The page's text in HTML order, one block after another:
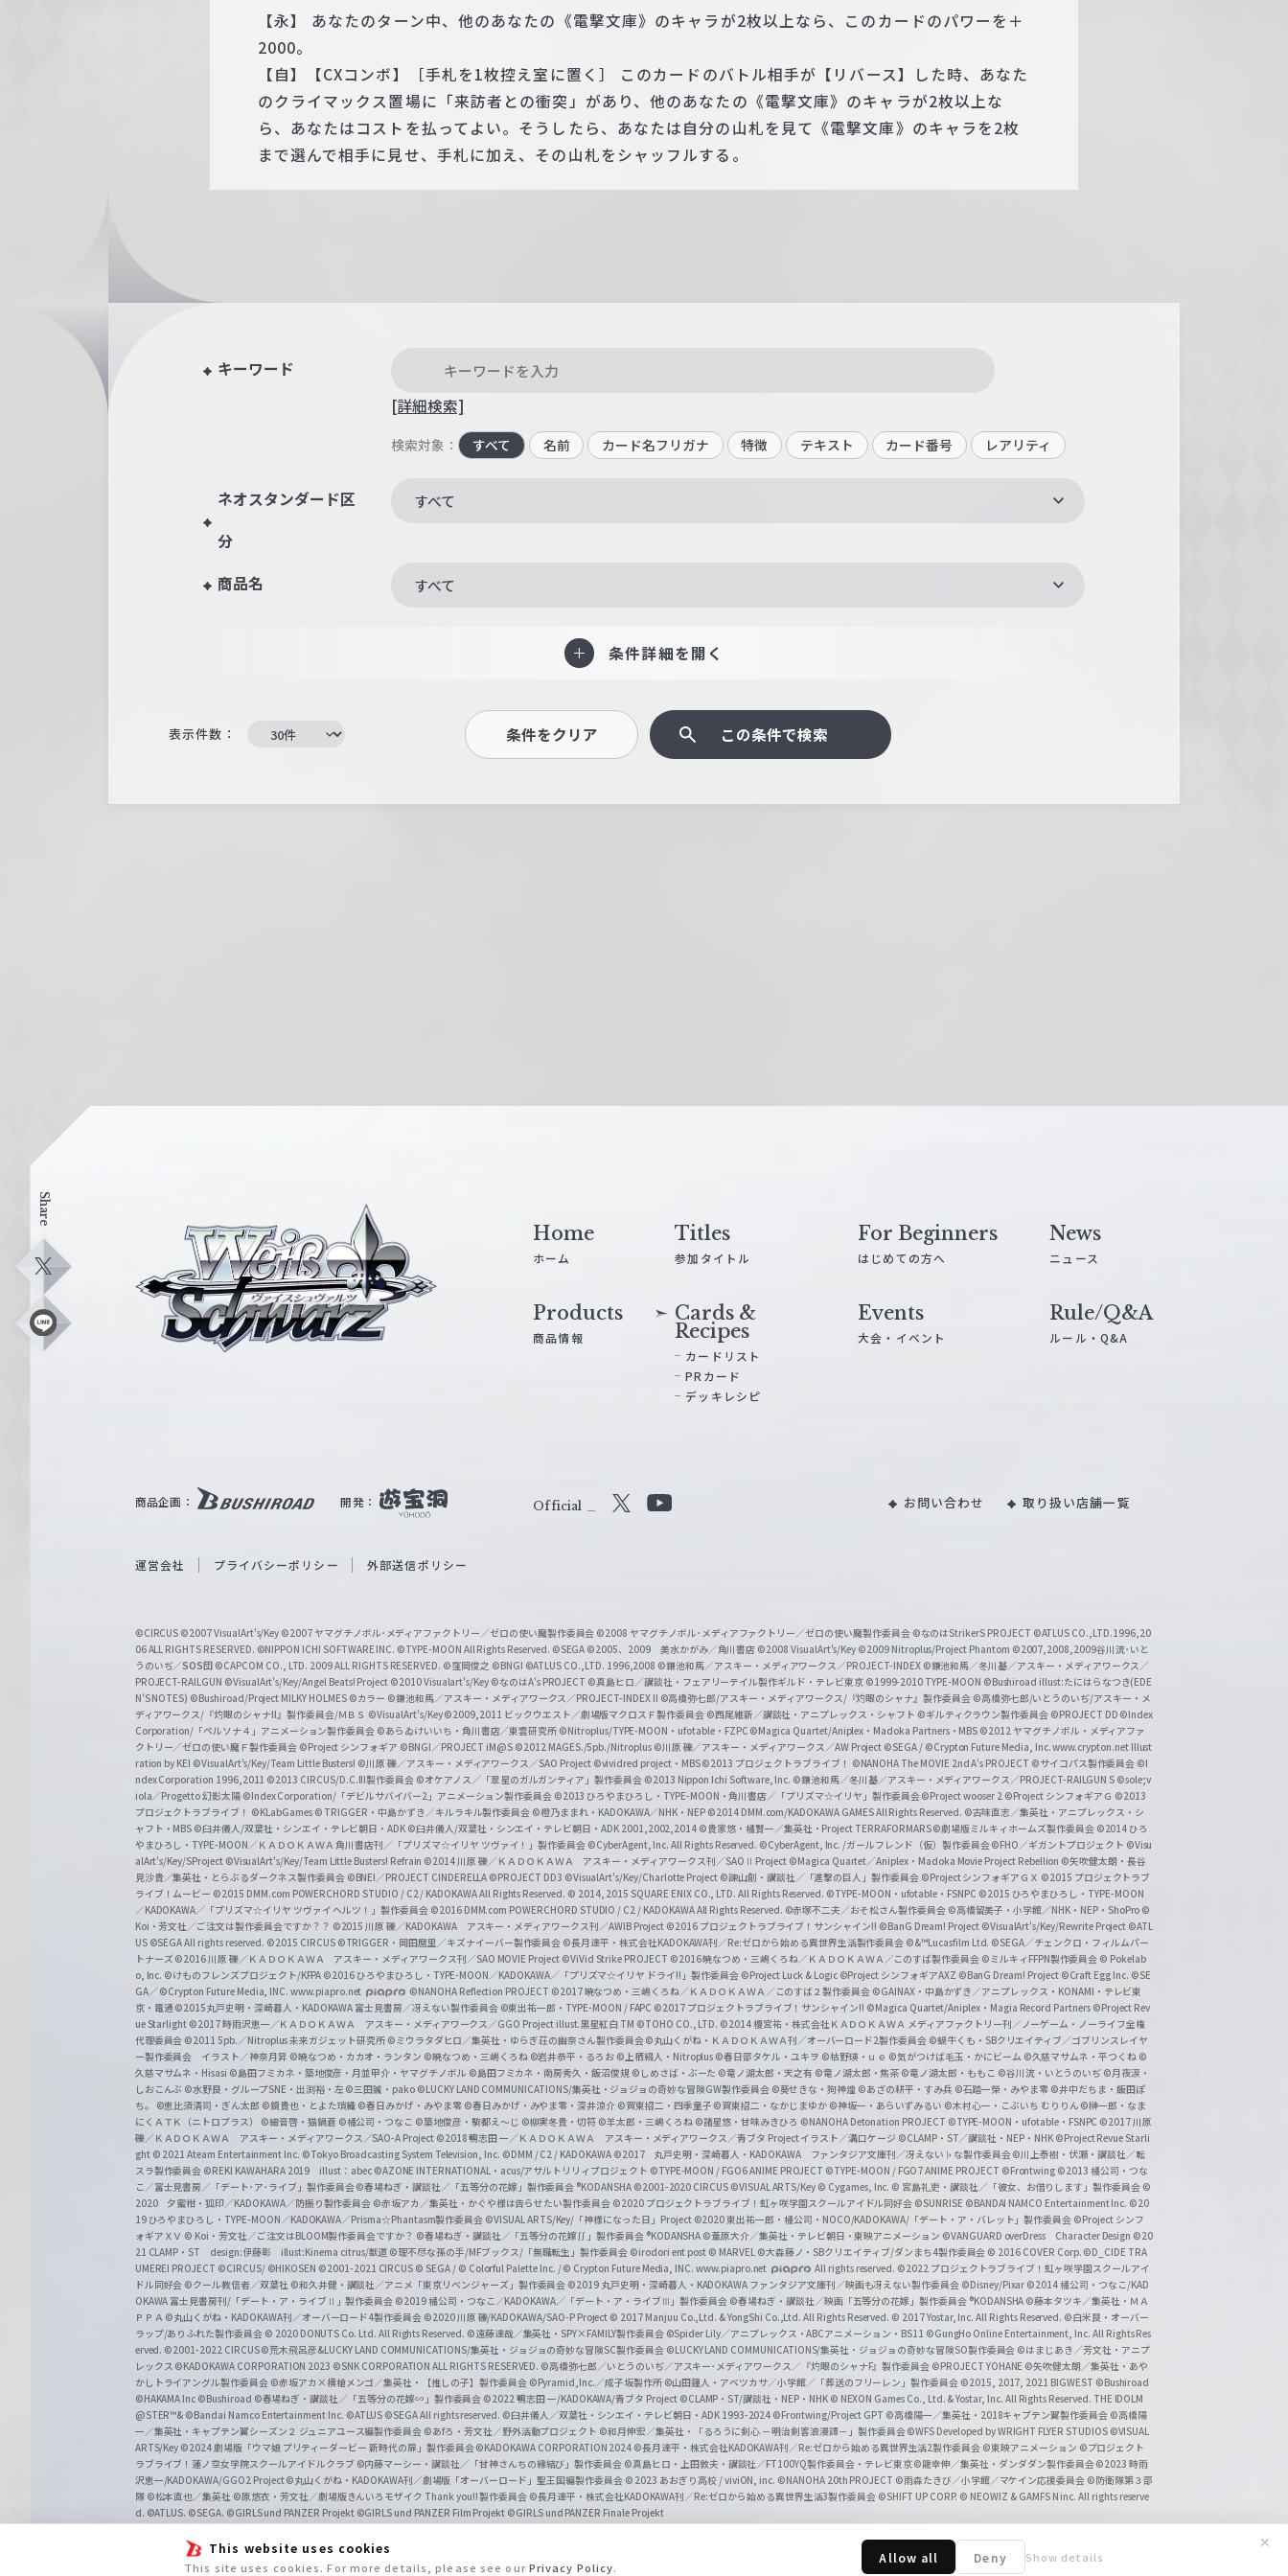
This website uses cookies
This site uses cookies. For more details, please see ourPrivacy Policy.
Allow all Deny Show details
✕
【永】 あなたのターン中、他のあなたの《電撃文庫》のキャラが2枚以上なら、このカードのパワーを＋
2000。
【自】【CXコンボ】［手札を1枚控え室に置く］ このカードのバトル相手が【リバース】した時、あなた
のクライマックス置場に「来訪者との衝突」があり、他のあなたの《電撃文庫》のキャラが2枚以上な
ら、あなたはコストを払ってよい。そうしたら、あなたは自分の山札を見て《電撃文庫》のキャラを2枚
まで選んで相手に見せ、手札に加え、その山札をシャッフルする。
キーワード
[詳細検索]
検索対象： すべて 名前 カード名フリガナ 特徴 テキスト カード番号 レアリティ
ネオスタンダード区
分
すべて
商品名 すべて
条件詳細を開く
表示件数： 条件をクリア この条件で検索
Share
X
L
ス
W
i
c
h
w
a
r
z
Home
ホーム
Titles
参加タイトル
For Beginners
はじめての方へ
News
ニュース
Products
商品情報
Cards &
Recipes
カードリスト
PRカード
デッキレシピ
Events
大会・イベント
Rule/Q&A
ルール・Q&A
商品企画： 開発： Official
Y
b
e
O
f
f
i
c
i
a
l
C
h
a
n
n
e
l
お問い合わせ 取り扱い店舗一覧
運営会社 プライバシーポリシー 外部送信ポリシー
©CIRCUS ©2007 VisualArt's/Key ©2007 ヤマグチノボル･メディアファクトリー／ゼロの使い魔製作委員会 ©2008 ヤマグチノボル･メディアファクトリー／ゼロの使い魔製作委員会 ©なのはStrikerS PROJECT ©ATLUS CO.,LTD.1996,20
06 ALL RIGHTS RESERVED. ©NIPPON ICHI SOFTWARE INC. ©TYPE-MOON All Rights Reserved. ©SEGA ©2005、2009 美水かがみ／角川書店 ©2008 VisualArt's/Key ©2009 Nitroplus/Project Phantom ©2007,2008,2009谷川流･いと
うのいぢ／SOS団 ©CAPCOM CO., LTD. 2009 ALL RIGHTS RESERVED. ©窪岡俊之 ©BNGI ©ATLUS CO.,LTD. 1996,2008 ©鎌池和馬／アスキー・メディアワークス／PROJECT-INDEX ©鎌池和馬／冬川基／アスキー・メディアワークス／
PROJECT-RAILGUN ©VisualArt's/Key/Angel Beats! Project ©2010 Visualart's/Key ©なのはA's PROJECT ©真島ヒロ／講談社・フェアリーテイル製作ギルド・テレビ東京 ©1999-2010 TYPE-MOON ©Bushiroad illust:たにはらなつき(EDE
N'S NOTES) ©Bushiroad/Project MILKY HOLMES ©カラー ©鎌池和馬／アスキー・メディアワークス／PROJECT-INDEX II ©高橋弥七郎/アスキー・メディアワークス/『灼眼のシャナ』製作委員会 ©高橋弥七郎/いとうのいぢ/アスキー・メ
ディアワークス/『灼眼のシャナII』製作委員会/ＭＢＳ ©VisualArt's/Key©2009,2011 ビックウエスト／劇場版マクロスＦ製作委員会 ©西尾維新／講談社・アニプレックス・シャフト ©ギルティクラウン製作委員会 ©PROJECT DD ©Index
Corporation/「ペルソナ４」アニメーション製作委員会 ©あらゐけいいち・角川書店／東雲研究所 ©Nitroplus/TYPE-MOON・ufotable・FZPC ©Magica Quartet/Aniplex・Madoka Partners・MBS ©2012 ヤマグチノボル・メディアファ
クトリー／ゼロの使い魔Ｆ製作委員会 ©Project シンフォギア ©BNGI／PROJECT iM@S ©2012 MAGES./5pb./Nitroplus ©川原 礫／アスキー・メディアワークス／AW Project ©SEGA / ©Crypton Future Media, Inc. www.crypton.net Illust
ration by KEI ©VisualArt's/Key/Team Little Busters! ©川原 礫／アスキー・メディアワークス／SAO Project ©vividred project・MBS ©2013 プロジェクトラブライブ！ ©NANOHA The MOVIE 2nd A's PROJECT ©サイコパス製作委員会 ©I
ndex Corporation 1996,2011 ©2013 CIRCUS/D.C.III製作委員会 ©オケアノス／「翠星のガルガンティア」製作委員会 ©2013 Nippon Ichi Software, Inc. ©鎌池和馬／冬川基／アスキー・メディアワークス／PROJECT-RAILGUN S ©sole;v
iola／Progetto 幻影太陽 ©Index Corporation/「デビルサバイバー2」アニメーション製作委員会 ©2013 ひろやまひろし・TYPE-MOON・角川書店／「プリズマ☆イリヤ」製作委員会©Project wooser 2 ©Project シンフォギアＧ ©2013
プロジェクトラブライブ！ ©KLabGames © TRIGGER・中島かずき／キルラキル製作委員会 ©橙乃ままれ・KADOKAWA／NHK・NEP ©2014 DMM.com/KADOKAWA GAMES All Rights Reserved. ©古味直志／集英社・アニプレックス・シ
ャフト・MBS ©臼井儀人/双葉社・シンエイ・テレビ朝日・ADK ©臼井儀人/双葉社・シンエイ・テレビ朝日・ADK 2001,2002,2014 ©貴家悠・橘賢一／集英社・Project TERRAFORMARS©劇場版ミルキィホームズ製作委員会 ©2014 ひろ
やまひろし・TYPE-MOON／ＫＡＤＯＫＡＷＡ 角川書店刊／「プリズマ☆イリヤ ツヴァイ！」製作委員会 ©CyberAgent, Inc. All Rights Reserved. ©CyberAgent, Inc. /ガールフレンド（仮）製作委員会©FHO／ギガントプロジェクト ©Visu
alArt's/Key/SProject ©VisualArt's/Key/Team Little Busters! Refrain ©2014 川原 礫／ＫＡＤＯＫＡＷＡ アスキー・メディアワークス刊／SAOⅡ Project ©Magica Quartet／Aniplex・Madoka Movie Project Rebellion ©矢吹健太朗・長谷
見沙貴／集英社・とらぶるダークネス製作委員会 ©BNEI／PROJECT CINDERELLA ©PROJECT DD3 ©VisualArt's/Key/Charlotte Project ©諫山創・講談社／「進撃の巨人」製作委員会 ©Project シンフォギアＧＸ ©2015 プロジェクトラブ
ライブ！ムービー ©2015 DMM.com POWERCHORD STUDIO / C2 / KADOKAWA All Rights Reserved. © 2014, 2015 SQUARE ENIX CO., LTD. All Rights Reserved. ©TYPE-MOON・ufotable・FSNPC ©2015 ひろやまひろし・TYPE-MOON
／KADOKAWA／「プリズマ☆イリヤ ツヴァイ ヘルツ！」製作委員会 ©2016 DMM.com POWERCHORD STUDIO / C2 / KADOKAWA All Rights Reserved. ©赤塚不二夫／おそ松さん製作委員会 ©高橋留美子・小学館／NHK・NEP・ShoPro ©
Koi・芳文社／ご注文は製作委員会ですか？？ ©2015 川原 礫／KADOKAWA アスキー・メディアワークス刊／AWIB Project ©2016 プロジェクトラブライブ！サンシャイン!! ©BanG Dream! Project ©VisualArt's/Key/Rewrite Project ©ATL
US ©SEGA All rights reserved. ©2015 CIRCUS ©TRIGGER・岡田麿里／キズナイーバー製作委員会 ©長月達平・株式会社KADOKAWA刊／Re:ゼロから始める異世界生活製作委員会 ©&™Lucasfilm Ltd. ©SEGA／チェンクロ・フィルムパー
トナーズ©2016 川原 礫／ＫＡＤＯＫＡＷＡ アスキー・メディアワークス刊／SAO MOVIE Project ©ViVid Strike PROJECT ©2016 暁なつめ・三嶋くろね／ＫＡＤＯＫＡＷＡ／このすば製作委員会 ©ミルキィFFPN製作委員会 © Pokelab
o, Inc. ©けものフレンズプロジェクト/KFPA ©2016 ひろやまひろし・TYPE-MOON／KADOKAWA／「プリズマ☆イリヤ ドライ!!」製作委員会 ©Project Luck & Logic ©Project シンフォギアAXZ ©BanG Dream! Project ©Craft Egg Inc. ©SE
GA／ ©Crypton Future Media, INC. www.piapro.net
©NANOHA Reflection PROJECT ©2017 暁なつめ・三嶋くろね／ＫＡＤＯＫＡＷＡ／このすば２製作委員会 ©GAINAX・中島かずき／アニプレックス・KONAMI・テレビ東
京・電通 ©2015丸戸史明・深崎暮人・KADOKAWA 富士見書房／冴えない製作委員会 ©東出祐一郎・TYPE-MOON / FAPC ©2017 プロジェクトラブライブ！サンシャイン!! ©Magica Quartet/Aniplex・Magia Record Partners ©Project Rev
ue Starlight ©2017 時雨沢恵一／ＫＡＤＯＫＡＷＡ アスキー・メディアワークス／GGO Project illust.黒星紅白 TM ©TOHO CO., LTD. ©2014 榎宮祐・株式会社ＫＡＤＯＫＡＷＡ メディアファクトリー刊／ノーゲーム・ノーライフ全権
代理委員会 ©2011 5pb.／Nitroplus 未来ガジェット研究所 ©ミウラタダヒロ／集英社・ゆらぎ荘の幽奈さん製作委員会©丸山くがね・ＫＡＤＯＫＡＷＡ刊／オーバーロード2製作委員会 ©蝸牛くも・SBクリエイティブ／ゴブリンスレイヤ
ー製作委員会 イラスト／神奈月昇 ©暁なつめ・カカオ・ランタン ©暁なつめ・三嶋くろね ©岩井恭平・るろお ©上栖綴人・Nitroplus ©春日部タケル・ユキヲ ©枯野瑛・ｕｅ ©気がつけば毛玉・かにビーム ©久慈マサムネ・平つくね ©
久慈マサムネ・Hisasi ©島田フミカネ・築地俊彦・月並甲介・ヤマグチノボル ©島田フミカネ・南房秀久・飯沼俊規 ©しめさば・ぶーた ©竜ノ湖太郎・天之有 ©竜ノ湖太郎・焦茶 ©竜ノ湖太郎・ももこ ©谷川流・いとうのいぢ ©月夜涙・
しおこんぶ ©水野良・グループSNE・出渕裕・左©三田誠・pako ©LUCKY LAND COMMUNICATIONS/集英社・ジョジョの奇妙な冒険GW製作委員会 ©葵せきな・狗神煌 ©あざの耕平・すみ兵 ©石踏一榮・みやま零 ©井中だちま・飯田ぽ
ち。
©恵比須清司・ぎん太郎 ©鏡貴也・とよた瑣織 ©春日みかげ・みやま零 ©春日みかげ・みやま零・深井涼介 ©賀東招二・四季童子 ©賀東招二・なかじまゆか ©神坂一・あらいずみるい ©木村心一・こぶいち むりりん ©榊一郎・なま
にくＡＴＫ（ニトロプラス） ©細音啓・猫鍋蒼 ©橘公司・つなこ ©築地俊彦・駒都え～じ ©柳実冬貴・切符 ©羊太郎・三嶋くろね ©諸星悠・甘味みきひろ ©NANOHA Detonation PROJECT ©TYPE-MOON・ufotable・FSNPC ©2017 川原
礫／ＫＡＤＯＫＡＷＡ アスキー・メディアワークス／SAO-A Project ©2018 鴨志田 一／ＫＡＤＯＫＡＷＡ アスキー・メディアワークス／青ブタ Project イラスト／溝口ケージ ©CLAMP・ST／講談社・NEP・NHK ©Project Revue Starli
ght © 2021 Ateam Entertainment Inc. ©Tokyo Broadcasting System Television, Inc. ©DMM / C2 / KADOKAWA ©2017 丸戸史明・深崎暮人・KADOKAWA ファンタジア文庫刊／冴えない♭な製作委員会©川上泰樹・伏瀬・講談社／転
スラ製作委員会 ©REKI KAWAHARA 2019 illust：abec ©AZONE INTERNATIONAL・acus/アサルトリリィプロジェクト ©TYPE-MOON / FGO6 ANIME PROJECT ©TYPE-MOON / FGO7 ANIME PROJECT ©Frontwing ©2013 橘公司・つな
こ／富士見書房／「デート･ア･ライブ」製作委員会©春場ねぎ・講談社／「五等分の花嫁」製作委員会 ®KODANSHA ©2001-2020 CIRCUS ©VISUAL ARTS/Key © Cygames, Inc. © 宮島礼吏・講談社／「彼女、お借りします」製作委員会 ©
2020 夕蜜柑・狐印／KADOKAWA／防振り製作委員会 ©赤坂アカ／集英社・かぐや様は告らせたい製作委員会 ©2020 プロジェクトラブライブ！虹ヶ咲学園スクールアイドル同好会 ©SUNRISE ©BANDAI NAMCO Entertainment Inc. ©20
19 ひろやまひろし・TYPE-MOON／KADOKAWA／Prisma☆Phantasm製作委員会 ©VISUAL ARTS/Key/「神様になった日」Project ©2020 東出祐一郎・橘公司・NOCO/KADOKAWA/「デート・ア・バレット」製作委員会 ©Project シンフ
ォギアＸＶ © Koi・芳文社／ご注文はBLOOM製作委員会ですか？ ©春場ねぎ・講談社／「五等分の花嫁∬」製作委員会 ®KODANSHA ©葦原大介／集英社・テレビ朝日・東映アニメーション ©VANGUARD overDress Character Design ©20
21 CLAMP・ST design:伊藤彰 illust:Kinema citrus/獣道 ©理不尽な孫の手/MFブックス/「無職転生」製作委員会 ©irodori ent post © MARVEL ©大森藤ノ・SBクリエイティブ/ダンまち4製作委員会 © 2016 COVER Corp. ©D_CIDE TRA
UMEREI PROJECT ©CIRCUS/ ©HIKOSEN ©2001-2021 CIRCUS © SEGA / © Colorful Palette Inc. / © Crypton Future Media, INC. www.piapro.net All rights reserved. ©2022 プロジェクトラブライブ！虹ヶ咲学園スクールアイ
ドル同好会 ©クール教信者／双葉社 ©和久井健・講談社／アニメ「東京リベンジャーズ」製作委員会 ©2019 丸戸史明・深崎暮人・KADOKAWA ファンタジア文庫刊／映画も冴えない製作委員会 ©Disney/Pixar ©2014 橘公司・つなこ/KAD
OKAWA 富士見書房刊/「デート・ア・ライブⅡ」製作委員会 ©2019 橘公司・つなこ／KADOKAWA／「デート・ア・ライブⅢ」製作委員会 ©春場ねぎ・講談社／映画「五等分の花嫁」製作委員会 ®KODANSHA ©藤本タツキ／集英社・ＭＡ
ＰＰＡ ©丸山くがね・KADOKAWA刊／オーバーロード4製作委員会 ©2020 川原 礫/KADOKAWA/SAO-P Project © 2017 Manjuu Co.,Ltd. & YongShi Co.,Ltd. All Rights Reserved. © 2017 Yostar, Inc. All Rights Reserved. ©白米良・オーバー
ラップ/ありふれた製作委員会 © 2020 DONUTS Co. Ltd. All Rights Reserved. ©遠藤達哉／集英社・SPY×FAMILY製作委員会 ©Spider Lily／アニプレックス・ABCアニメーション・BS11 ©GungHo Online Entertainment, Inc. All Rights Res
erved. ©2001-2022 CIRCUS©荒木飛呂彦&LUCKY LAND COMMUNICATIONS/集英社・ジョジョの奇妙な冒険SC製作委員会 ©LUCKY LAND COMMUNICATIONS/集英社・ジョジョの奇妙な冒険SO製作委員会 ©はまじあき／芳文社・アニプ
レックス ©KADOKAWA CORPORATION 2023 ©SNK CORPORATION ALL RIGHTS RESERVED. ©高橋弥七郎／いとうのいぢ／アスキー･メディアワークス／『灼眼のシャナF』製作委員会 ©PROJECT YOHANE ©矢吹健太朗／集英社・あや
かしトライアングル製作委員会 ©赤坂アカ×横槍メンゴ／集英社・【推しの子】製作委員会 ©Pyramid,Inc.／成子坂製作所 ©山田鐘人・アベツカサ／小学館／「葬送のフリーレン」製作委員会 ©2015, 2017, 2021 BIGWEST ©Bushiroad
©HAKAMA Inc ©Bushiroad ©春場ねぎ・講談社／「五等分の花嫁∽」製作委員会 ©2022 鴨志田 一/KADOKAWA/青ブタ Project ©CLAMP・ST/講談社・NEP・NHK © NEXON Games Co., Ltd. & Yostar, Inc. All Rights Reserved. THE IDOLM
@STER™& ©Bandai Namco Entertainment Inc. ©ATLUS ©SEGA All rights reserved. ©臼井儀人／双葉社・シンエイ・テレビ朝日・ADK 1993-2024 ©Frontwing/Project GPT ©高橋陽一／集英社・2018キャプテン翼製作委員会 ©高橋陽
一／集英社・キャプテン翼シーズン２ ジュニアユース編製作委員会 ©あfろ・芳文社／野外活動プロジェクト ©和月伸宏／集英社・「るろうに剣心 －明治剣客浪漫譚－」製作委員会©WFS Developed by WRIGHT FLYER STUDIOS ©VISUAL
ARTS/Key ©2024 劇場版「ウマ娘 プリティーダービー 新時代の扉」製作委員会©KADOKAWA CORPORATION 2024 ©長月達平・株式会社KADOKAWA刊／Re:ゼロから始める異世界生活2製作委員会 ©東映アニメーション ©プロジェクト
ラブライブ！蓮ノ空女学院スクールアイドルクラブ ©内藤マーシー・講談社／「甘神さんちの縁結び」製作委員会 ©真島ヒロ・上田敦夫・講談社／FT100YQ製作委員会・テレビ東京©龍幸伸／集英社・ダンダダン製作委員会©2023 時雨
沢恵一/KADOKAWA/GGO2 Project©丸山くがね・KADOKAWA刊／劇場版「オーバーロード」聖王国編製作委員会 © 2023 あおぎり高校 / viviON, inc. ©NANOHA 20th PROJECT ©雨森たきび／小学館／マケイン応援委員会 ©防衛隊第３部
隊 ©松本直也／集英社 ©原悠衣・芳文社／劇場版きんいろモザイク Thank you!! 製作委員会 ©長月達平・株式会社KADOKAWA刊／Re:ゼロから始める異世界生活3製作委員会 ©SHIFT UP CORP. © NEOWIZ & GAMFS N inc. All rights reserve
d. ©ATLUS. ©SEGA. ©GIRLS und PANZER Projekt ©GIRLS und PANZER Film Projekt ©GIRLS und PANZER Finale Projekt